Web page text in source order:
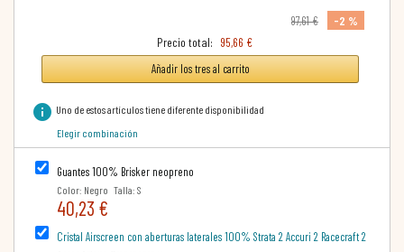
97,61 €
-2 %
Precio total: 95,66 €
Añadir los tres al carrito
info Uno de estos artículos tiene diferente disponibilidad
Elegir combinación
Guantes 100% Brisker neopreno
Color: Negro Talla: S
40,23 €
Cristal Airscreen con aberturas laterales 100% Strata 2 Accuri 2 Racecraft 2